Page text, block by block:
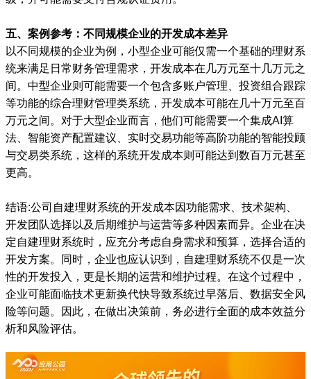
五、案例参考：不同规模企业的开发成本差异
以不同规模的企业为例，小型企业可能仅需一个基础的理财系
统来满足日常财务管理需求，开发成本在几万元至十几万元之
间。中型企业则可能需要一个包含多账户管理、投资组合跟踪
等功能的综合理财管理类系统，开发成本可能在几十万元至百
万元之间。对于大型企业而言，他们可能需要一个集成AI算
法、智能资产配置建议、实时交易功能等高阶功能的智能投顾
与交易类系统，这样的系统开发成本则可能达到数百万元甚至
更高。
结语:公司自建理财系统的开发成本因功能需求、技术架构、
开发团队选择以及后期维护与运营等多种因素而异。企业在决
定自建理财系统时，应充分考虑自身需求和预算，选择合适的
开发方案。同时，企业也应认识到，自建理财系统不仅是一次
性的开发投入，更是长期的运营和维护过程。在这个过程中，
企业可能面临技术更新换代快导致系统过早落后、数据安全风
险等问题。因此，在做出决策前，务必进行全面的成本效益分
析和风险评估。